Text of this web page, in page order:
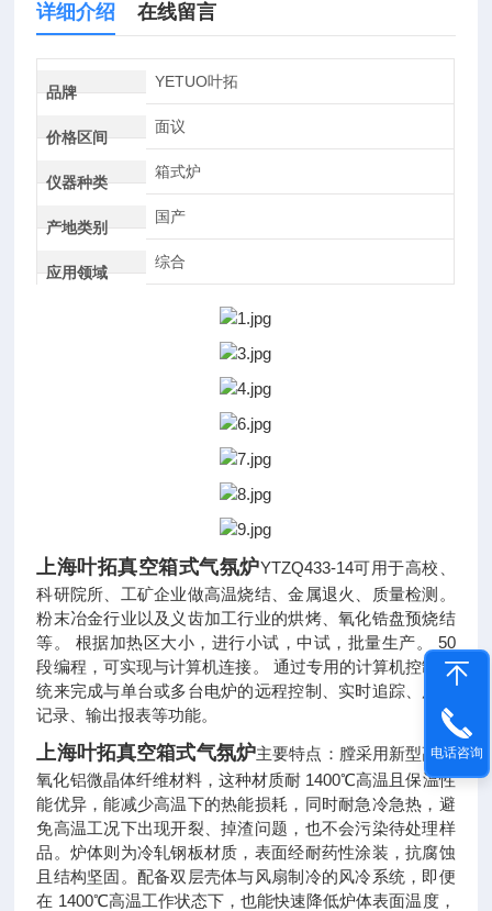
详细介绍 在线留言
品牌
YETUO叶拓
价格区间
面议
仪器种类
箱式炉
产地类别
国产
应用领域
综合
上海叶拓真空箱式气氛炉YTZQ433-14可用于高校、
科研院所、工矿企业做高温烧结、金属退火、质量检测。
粉末冶金行业以及义齿加工行业的烘烤、氧化锆盘预烧结
等。 根据加热区大小，进行小试，中试，批量生产。 50
段编程，可实现与计算机连接。 通过专用的计算机控制系
统来完成与单台或多台电炉的远程控制、实时追踪、历史
记录、输出报表等功能。
上海叶拓真空箱式气氛炉主要特点：膛采用新型高纯
氧化铝微晶体纤维材料，这种材质耐 1400℃高温且保温性
能优异，能减少高温下的热能损耗，同时耐急冷急热，避
免高温工况下出现开裂、掉渣问题，也不会污染待处理样
品。炉体则为冷轧钢板材质，表面经耐药性涂装，抗腐蚀
且结构坚固。配备双层壳体与风扇制冷的风冷系统，即便
在 1400℃高温工作状态下，也能快速降低炉体表面温度，
电话咨询